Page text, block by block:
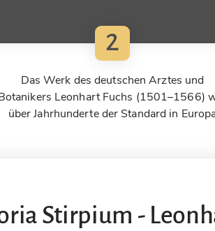
2
Das Werk des deutschen Arztes und
Leonhart Fuchs (1501–1566)
über Jahrhunderte der Standard in
Stirpium -